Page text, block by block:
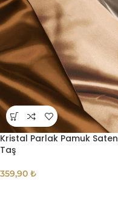
Kristal Parlak Pamuk Saten
Taş
359,90 ₺